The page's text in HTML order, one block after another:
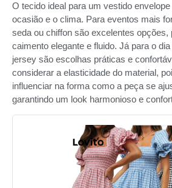
O tecido ideal para um vestido
ocasião e o clima. Para eventos mais
seda ou chiffon são excelentes opções,
caimento elegante e fluido. Já para o
jersey são escolhas práticas e
considerar a elasticidade do material,
influenciar na forma como a peça se
garantindo um look harmonioso e